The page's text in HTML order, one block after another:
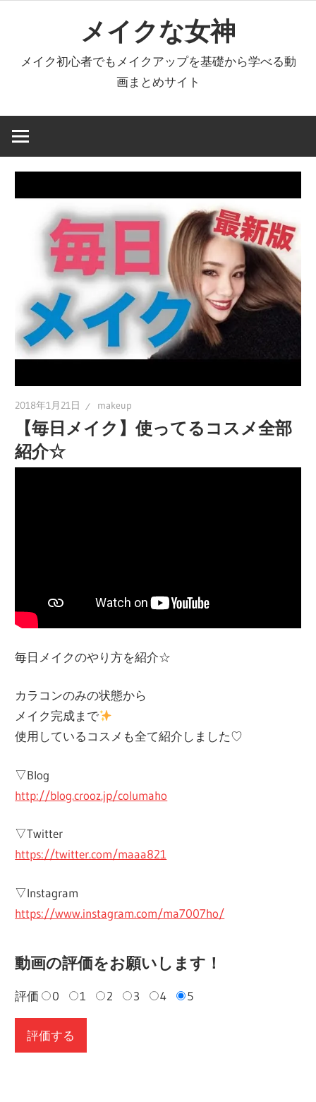
へ
キ
メイクな女神
メイク初心者でもメイクアップを基礎から学べる動
画まとめサイト
2018年1月21日 makeup
【毎日メイク】使ってるコスメ全部
紹介☆
毎日メイクのやり方を紹介☆
カラコンのみの状態から
メイク完成まで
使用しているコスメも全て紹介しました♡
▽Blog
http://blog.crooz.jp/columaho
▽Twitter
https://twitter.com/maaa821
▽Instagram
https://www.instagram.com/ma7007ho/
動画の評価をお願いします！
評価 0 1 2 3 4 5